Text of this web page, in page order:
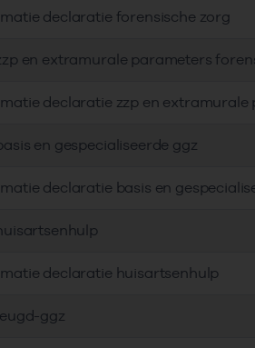
declaratie forensische zorg
en extramurale parameters
declaratie zzp en extramurale
en gespecialiseerde ggz
declaratie basis en
declaratie huisartsenhulp
ggz